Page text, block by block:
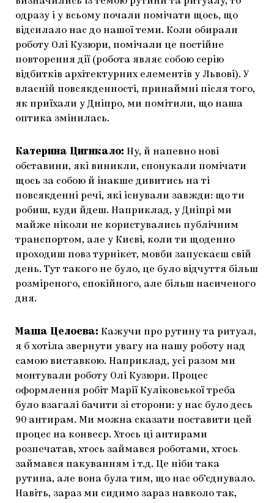
одразу і у всьому почали помічати щось, що
відсилало нас до нашої теми. Коли обирали
роботу Олі Кузюри, помічали це постійне
повторення дії (робота являє собою серію
відбитків архітектурних елементів у Львові). У
власній повсякденності, принаймні після того,
як приїхали у Дніпро, ми помітили, що наша
оптика змінилась.
Катерина Цигикало: Ну, й напевно нові
обставини, які виникли, спонукали помічати
щось за собою й інакше дивитись на ті
повсякденні речі, які існували завжди: що ти
робиш, куди йдеш. Наприклад, у Дніпрі ми
майже ніколи не користувались публічним
транспортом, але у Києві, коли ти щоденно
проходиш повз турнікет, мовби запускаєш свій
день. Тут такого не було, це було відчуття більш
розміреного, спокійного, але більш насиченого
дня.
Маша Целоєва: Кажучи про рутину та ритуал,
я б хотіла звернути увагу на нашу роботу над
самою виставкою. Наприклад, усі разом ми
монтували роботу Олі Кузюри. Процес
оформлення робіт Марії Куліковської треба
було взагалі бачити зі сторони: у нас було десь
90 антирам. Ми можна сказати поставити цей
процес на конвеєр. Хтось ці антирами
розпечатав, хтось займався роботами, хтось
займався пакуванням і т.д. Це ніби така
рутина, але вона була тим, що нас об’єднувало.
Навіть, зараз ми сидимо зараз навколо так,